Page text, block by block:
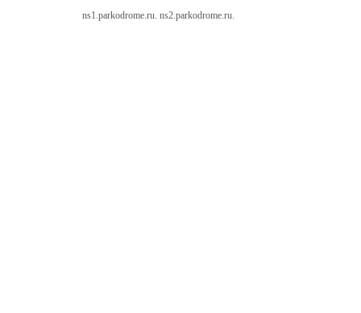
ns1.parkodrome.ru. ns2.parkodrome.ru.